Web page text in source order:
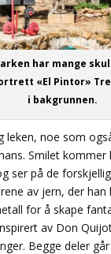
har mange
«El Pintor»
i bakgrunnen.
leken, noe som
Smilet
ser på de
av jern, der han
for å skape
av Don
Begge deler